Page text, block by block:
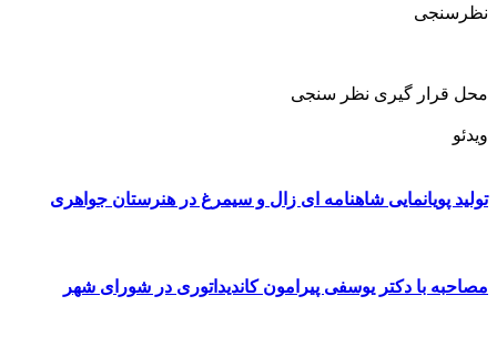
نظرسنجی
محل قرار گیری نظر سنجی
ویدئو
تولید پویانمایی شاهنامه ای زال و سیمرغ در هنرستان جواهری
مصاحبه با دکتر یوسفی پیرامون کاندیداتوری در شورای شهر